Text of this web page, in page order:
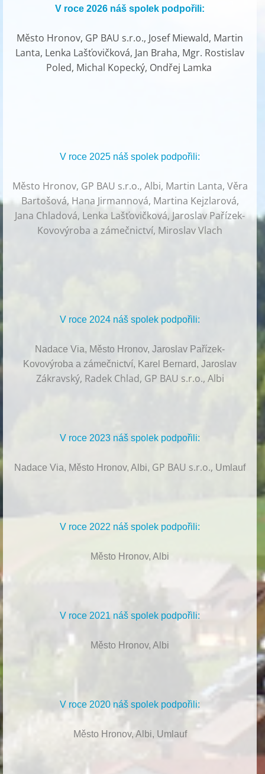
V roce 2026 náš spolek podpořili:
Město Hronov, GP BAU s.r.o., Josef Miewald, Martin
Lanta, Lenka Lašťovičková, Jan Braha, Mgr. Rostislav
Poled, Michal Kopecký, Ondřej Lamka
V roce 2025 náš spolek podpořili:
Město Hronov, GP BAU s.r.o., Albi, Martin Lanta, Věra
Bartošová, Hana Jirmannová, Martina Kejzlarová,
Jana Chladová, Lenka Lašťovičková, Jaroslav Pařízek-
Kovovýroba a zámečnictví, Miroslav Vlach
V roce 2024 náš spolek podpořili:
Nadace Via, Město Hronov, Jaroslav Pařízek-
Kovovýroba a zámečnictví, Karel Bernard, Jaroslav
Zákravský, Radek Chlad, GP BAU s.r.o., Albi
V roce 2023 náš spolek podpořili:
Nadace Via, Město Hronov, Albi, GP BAU s.r.o., Umlauf
V roce 2022 náš spolek podpořili:
Město Hronov, Albi
V roce 2021 náš spolek podpořili:
Město Hronov, Albi
V roce 2020 náš spolek podpořili:
Město Hronov, Albi, Umlauf